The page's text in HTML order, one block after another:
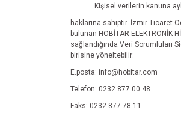
Kişisel verilerin kanuna
haklarına sahiptir. İzmir Ticaret
bulunan HOBİTAR ELEKTRONİK
sağlandığında Veri Sorumluları
birisine yöneltebilir:
E.posta: info@hobitar.com
Telefon: 0232 877 00 48
Faks: 0232 877 78 11